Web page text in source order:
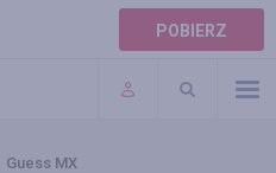
POBIERZ
Guess MX